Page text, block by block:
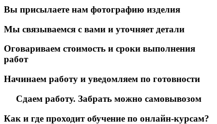
Вы присылаете нам фотографию изделия
Мы связываемся с вами и уточняет детали
Оговариваем стоимость и сроки выполнения
работ
Начинаем работу и уведомляем по готовности
Сдаем работу. Забрать можно самовывозом
Как и где проходит обучение по онлайн-курсам?